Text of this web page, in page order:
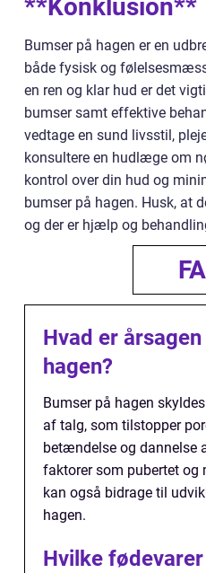
**Konklusion**
Bumser på hagen er en
både fysisk og
en ren og klar hud er det
bumser samt effektive
vedtage en sund livsstil,
konsultere en hudlæge om
kontrol over din hud og
bumser på hagen. Husk, at
og der er hjælp og
Hvad er
hagen?
Bumser på hagen
af talg, som tilstopper
betændelse og dannelse
faktorer som pubertet og
kan også bidrage til
hagen.
Hvilke